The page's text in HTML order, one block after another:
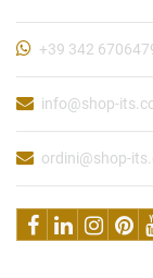
+39 342
info@shop-
ordini@shop-